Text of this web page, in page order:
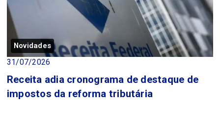
Novidades
31/07/2026
Receita adia cronograma de destaque de
impostos da reforma tributária